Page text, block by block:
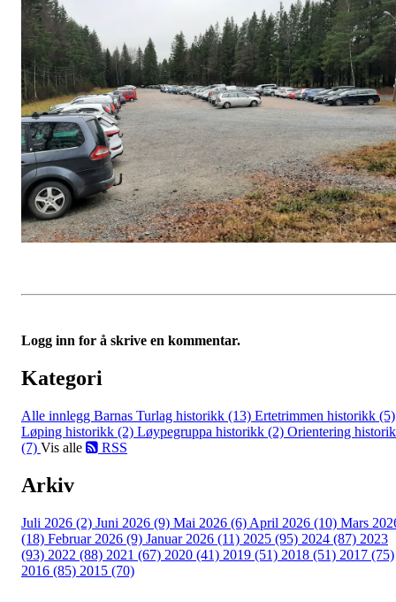
Logg inn for å skrive en kommentar.
Kategori
Alle innlegg Barnas Turlag historikk (13) Ertetrimmen historikk (5)
Løping historikk (2) Løypegruppa historikk (2) Orientering
(7) Vis alle RSS
Arkiv
Juli 2026 (2) Juni 2026 (9) Mai 2026 (6) April 2026 (10) Mars
(18) Februar 2026 (9) Januar 2026 (11) 2025 (95) 2024 (87) 2023
(93) 2022 (88) 2021 (67) 2020 (41) 2019 (51) 2018 (51) 2017 (75)
2016 (85) 2015 (70)